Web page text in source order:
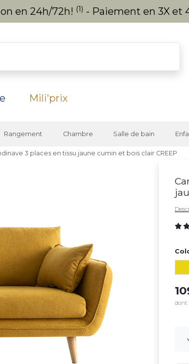
en 24h/72h! (1) - Paiement en 3X et
Mili'prix
Rangement Chambre Salle de bain
3 places en tissu jaune cumin et bois clair CREEP
dont